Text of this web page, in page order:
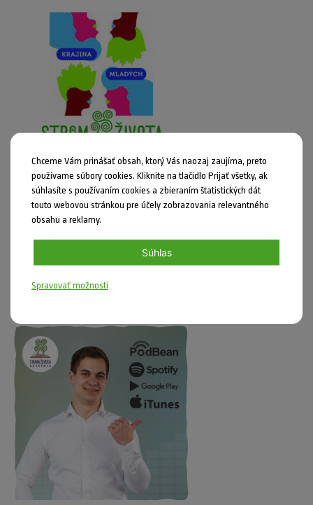
Uverejnil: Anna Uhrinová dňa 12.09.2022
Krajina mladých vás inšpiruje
Rozširovať povedomie o klimatickej zmene treba vždy. Radi sme sa
Chceme Vám prinášať obsah, ktorý Vás naozaj zaujíma, preto
používame súbory cookies. Kliknite na tlačidlo Prijať všetky, ak
súhlasíte s používaním cookies a zbieraním štatistických dát
touto webovou stránkou pre účely zobrazovania relevantného
obsahu a reklamy.
Súhlas
Spravovať možnosti